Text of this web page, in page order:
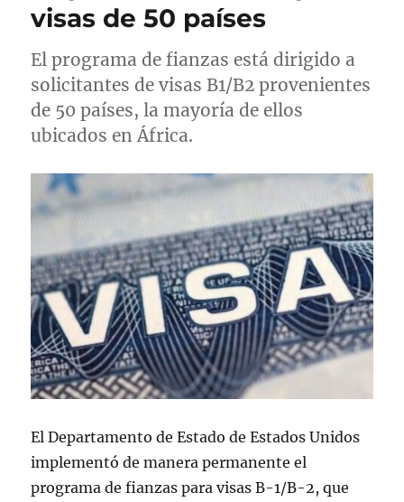
visas de 50 países
El programa de fianzas está dirigido a
solicitantes de visas B1/B2 provenientes
de 50 países, la mayoría de ellos
ubicados en África.
El Departamento de Estado de Estados Unidos
implementó de manera permanente el
programa de fianzas para visas B-1/B-2, que